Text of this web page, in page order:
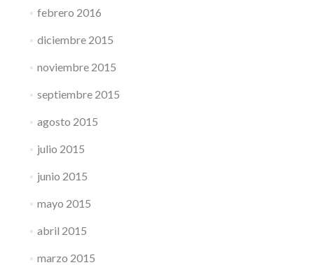
febrero 2016
diciembre 2015
noviembre 2015
septiembre 2015
agosto 2015
julio 2015
junio 2015
mayo 2015
abril 2015
marzo 2015